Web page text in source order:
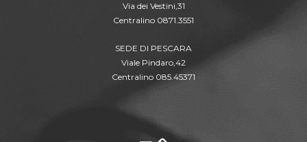
Via dei Vestini,31
Centralino 0871.3551
SEDE DI PESCARA
Viale Pindaro,42
Centralino 085.45371